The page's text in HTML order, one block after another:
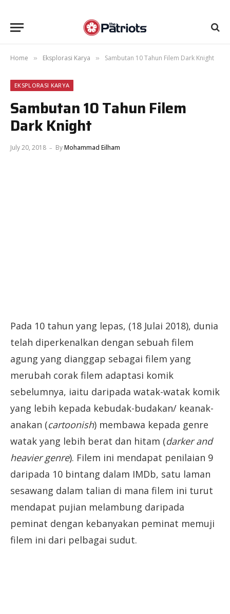
Home » Eksplorasi Karya » Sambutan 10 Tahun Filem Dark Knight
EKSPLORASI KARYA
Sambutan 10 Tahun Filem
Dark Knight
July 20, 2018 ByMohammad Eilham
Pada 10 tahun yang lepas, (18 Julai 2018), dunia
telah diperkenalkan dengan sebuah filem
agung yang dianggap sebagai filem yang
merubah corak filem adaptasi komik
sebelumnya, iaitu daripada watak-watak komik
yang lebih kepada kebudak-budakan/ keanak-
anakan (cartoonish) membawa kepada genre
watak yang lebih berat dan hitam (darker and
heavier genre). Filem ini mendapat penilaian 9
daripada 10 bintang dalam IMDb, satu laman
sesawang dalam talian di mana filem ini turut
mendapat pujian melambung daripada
peminat dengan kebanyakan peminat memuji
filem ini dari pelbagai sudut.